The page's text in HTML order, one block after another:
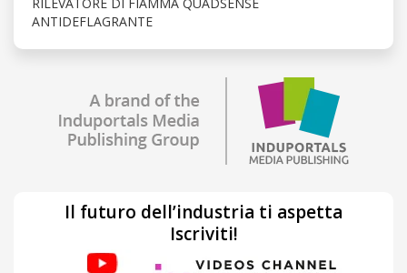
RILEVATORE DI FIAMMA QUADSENSE
ANTIDEFLAGRANTE
Il futuro dell’industria ti aspetta
Iscriviti!